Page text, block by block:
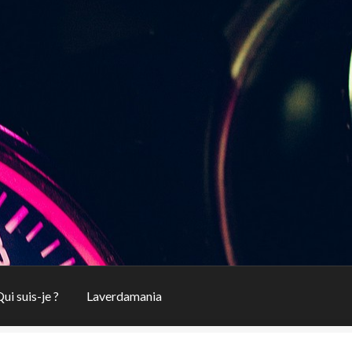
suis-je ? Laverdamania